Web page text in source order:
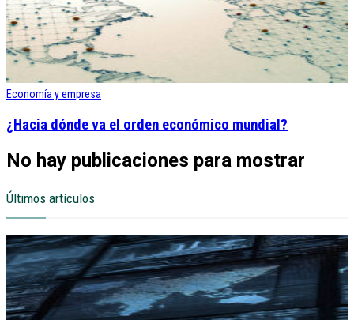
Economía y empresa
¿Hacia dónde va el orden económico mundial?
No hay publicaciones para mostrar
Últimos artículos